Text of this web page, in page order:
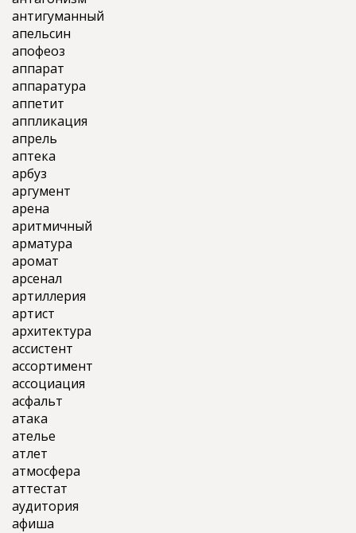
антигуманный
апельсин
апофеоз
аппарат
аппаратура
аппетит
аппликация
апрель
аптека
арбуз
аргумент
арена
аритмичный
арматура
аромат
арсенал
артиллерия
артист
архитектура
ассистент
ассортимент
ассоциация
асфальт
атака
ателье
атлет
атмосфера
аттестат
аудитория
афиша